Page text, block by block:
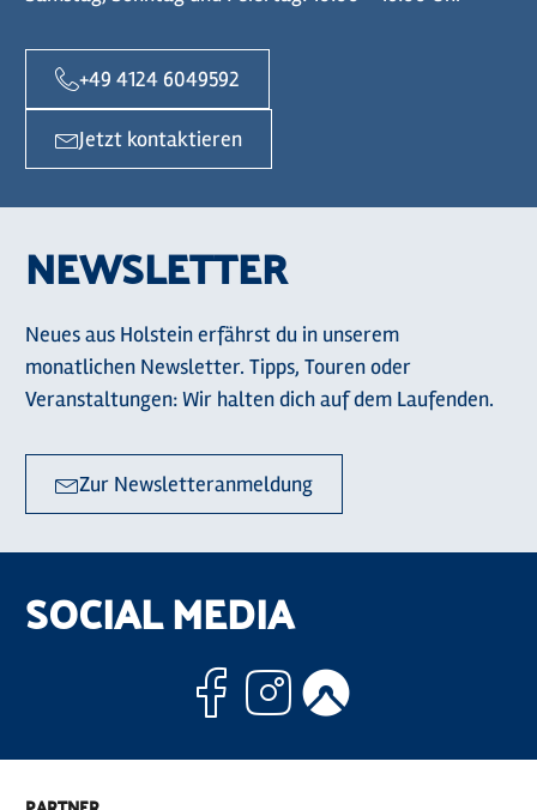
+49 4124 6049592
Jetzt kontaktieren
NEWSLETTER
Neues aus Holstein erfährst du in unserem
monatlichen Newsletter. Tipps, Touren oder
Veranstaltungen: Wir halten dich auf dem Laufenden.
Zur Newsletteranmeldung
SOCIAL MEDIA
Facebook
Instagram